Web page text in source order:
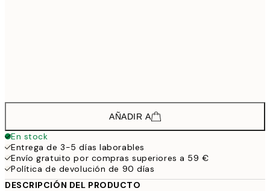
AÑADIR A
En stock
Entrega de 3-5 días laborables
Envío gratuito por compras superiores a 59 €
Política de devolución de 90 días
DESCRIPCIÓN DEL PRODUCTO